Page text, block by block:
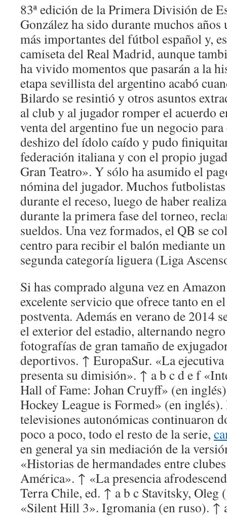
83ª edición de la Primera División de
González ha sido durante muchos
más importantes del fútbol español y,
camiseta del Real Madrid, aunque
ha vivido momentos que pasarán a la
etapa sevillista del argentino acabó
Bilardo se resintió y otros asuntos
al club y al jugador romper el acuerdo
venta del argentino fue un negocio para
deshizo del ídolo caído y pudo
federación italiana y con el propio
Gran Teatro». Y sólo ha asumido el
nómina del jugador. Muchos
durante el receso, luego de haber
durante la primera fase del torneo,
sueldos. Una vez formados, el QB se
centro para recibir el balón mediante
segunda categoría liguera (Liga
Si has comprado alguna vez en
excelente servicio que ofrece tanto en
postventa. Además en verano de 2014
el exterior del estadio, alternando
fotografías de gran tamaño de
deportivos. ↑ EuropaSur. «La
presenta su dimisión». ↑ a b c d e f
Hall of Fame: Johan Cruyff» (en
Hockey League is Formed» (en
televisiones autonómicas continuaron
poco a poco, todo el resto de la serie,
en general ya sin mediación de la
«Historias de hermandades entre
América». ↑ «La presencia
Terra Chile, ed. ↑ a b c Stavitsky, Oleg
«Silent Hill 3». Igromania (en ruso). ↑